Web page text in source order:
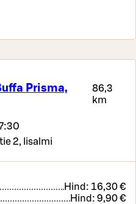
Prisma,
86,3
km
2, Iisalmi
Hind: 16,30 €
Hind: 9,90 €